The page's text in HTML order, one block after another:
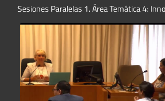
Sesiones Paralelas 1. Área Temática 4: